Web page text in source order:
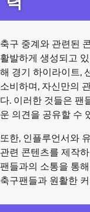
축구 중계와 관련된
활발하게 생성되고
해 경기 하이라이트,
소비하며, 자신만의
다. 이러한 것들은 팬
운 의견을 공유할 수
또한, 인플루언서와
관련 콘텐츠를 제작
팬들과의 소통을 통
축구팬들과 원활한